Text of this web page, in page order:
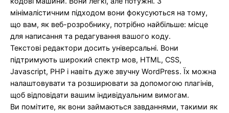
мінімалістичним підходом вони фокусуються на тому,
що вам, як веб-розробнику, потрібно найбільше: місце
для написання та редагування вашого коду.
Текстові редактори досить універсальні. Вони
підтримують широкий спектр мов, HTML, CSS,
Javascript, PHP і навіть дуже звучну WordPress. Їх можна
налаштовувати та розширювати за допомогою плагінів,
щоб відповідати вашим індивідуальним вимогам.
Ви помітите, як вони займаються завданнями, такими як